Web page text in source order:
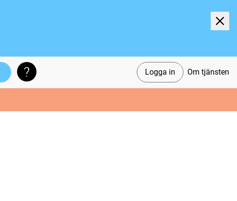
Logga in Om tjänsten
Söktips